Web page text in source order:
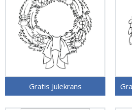
Gratis Julekrans